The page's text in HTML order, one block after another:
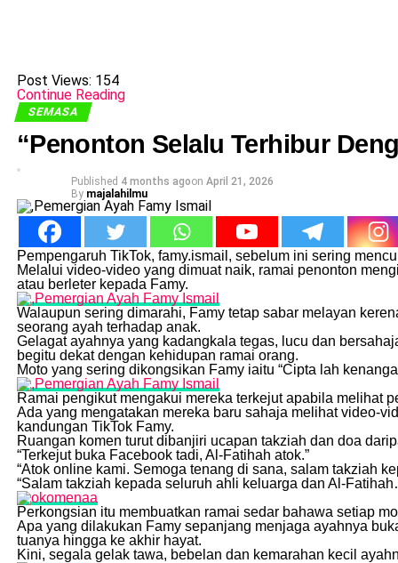
Post Views: 154
Continue Reading
SEMASA
“Penonton Selalu Terhibur
Published 4 months agoon April 21, 2026
By majalahilmu
Pempengaruh TikTok, famy.ismail, sebelum ini sering
Melalui video-video yang dimuat naik, ramai penonton
atau berleter kepada Famy.
Walaupun sering dimarahi, Famy tetap sabar melayan
seorang ayah terhadap anak.
Gelagat ayahnya yang kadangkala tegas, lucu dan
begitu dekat dengan kehidupan ramai orang.
Moto yang sering dikongsikan Famy iaitu “Cipta lah
Ramai pengikut mengakui mereka terkejut apabila melihat
Ada yang mengatakan mereka baru sahaja melihat video-
kandungan TikTok Famy.
Ruangan komen turut dibanjiri ucapan takziah dan doa
“Terkejut buka Facebook tadi, Al-Fatihah atok.”
“Atok online kami. Semoga tenang di sana, salam takziah
“Salam takziah kepada seluruh ahli keluarga dan Al-
Perkongsian itu membuatkan ramai sedar bahawa setiap
Apa yang dilakukan Famy sepanjang menjaga ayahnya
tuanya hingga ke akhir hayat.
Kini, segala gelak tawa, bebelan dan kemarahan kecil